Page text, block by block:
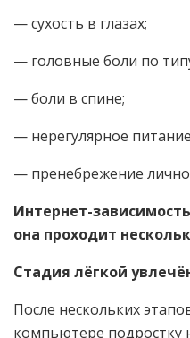
— сухость в глазах;
— головные боли по
— боли в спине;
— нерегулярное
— пренебрежение
Интернет-
она проходит
Стадия лёгкой
После нескольких
компьютере подростку